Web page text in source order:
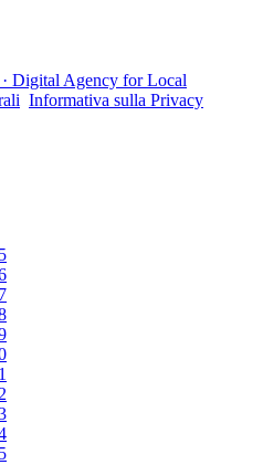
Digital Agency for Local
Informativa sulla Privacy